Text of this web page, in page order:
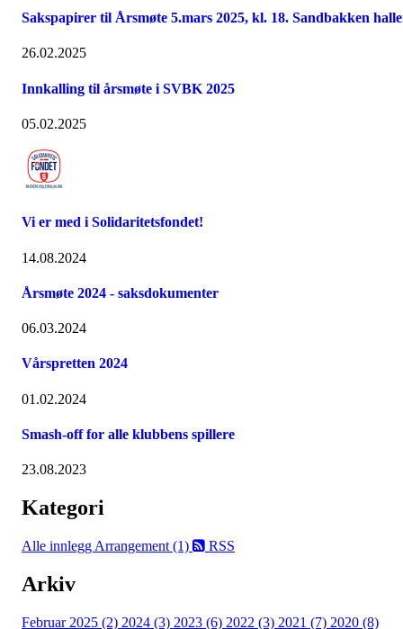
Sakspapirer til Årsmøte 5.mars 2025, kl. 18. Sandbakken
26.02.2025
Innkalling til årsmøte i SVBK 2025
05.02.2025
Vi er med i Solidaritetsfondet!
14.08.2024
Årsmøte 2024 - saksdokumenter
06.03.2024
Vårspretten 2024
01.02.2024
Smash-off for alle klubbens spillere
23.08.2023
Kategori
Alle innlegg Arrangement (1) RSS
Arkiv
Februar 2025 (2) 2024 (3) 2023 (6) 2022 (3) 2021 (7) 2020 (8)